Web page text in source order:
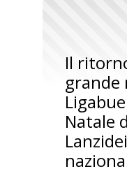
Il
grande
Natale